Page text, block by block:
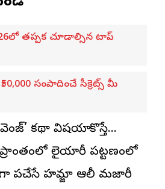
తప్పక చూడాల్సిన టాప్
సంపాదించే సీక్రెట్స్ మీ
కథా విషయానికొస్తే…
లైయారీ పట్టణంలో
పనిచేసే హమ్జా ఆలీ మజారీ